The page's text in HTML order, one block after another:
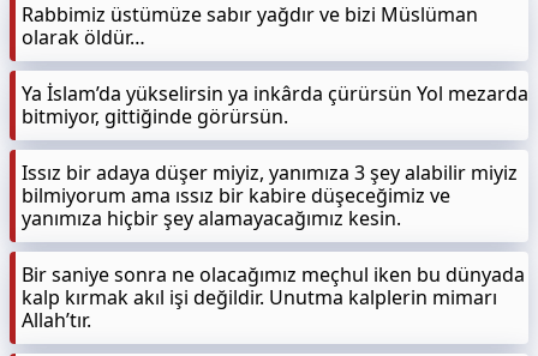
Rabbimiz üstümüze sabır yağdır ve bizi Müslüman
olarak öldür…
Ya İslam’da yükselirsin ya inkârda çürürsün Yol mezarda
bitmiyor, gittiğinde görürsün.
Issız bir adaya düşer miyiz, yanımıza 3 şey alabilir miyiz
bilmiyorum ama ıssız bir kabire düşeceğimiz ve
yanımıza hiçbir şey alamayacağımız kesin.
Bir saniye sonra ne olacağımız meçhul iken bu dünyada
kalp kırmak akıl işi değildir. Unutma kalplerin mimarı
Allah’tır.